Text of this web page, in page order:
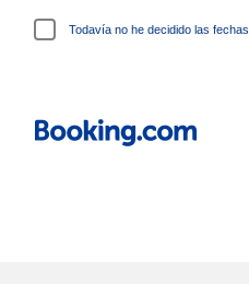
Todavía no he decidido las fechas